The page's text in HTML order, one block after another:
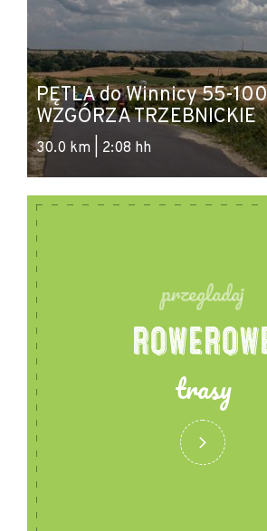
- mówimy po angielsku
- obiekt
niepełnosprawnych
- możliwość bezpiecznego
- dostęp do internetu
- miejsce przyjazne dla rodzin z
- miejsce przyjazne dla psów
PĘTLA do Winnicy 55-
WZGÓRZA TRZEBNICKIE
30.0 km | 2:08 hh
przegladaj
trasy